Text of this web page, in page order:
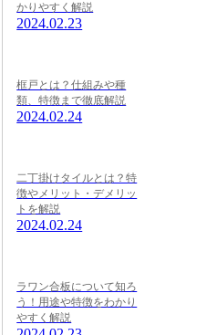
かりやすく解説
2024.02.23
框戸とは？仕組みや種
類、特徴まで徹底解説
2024.02.24
二丁掛けタイルとは？特
徴やメリット・デメリッ
トを解説
2024.02.24
ラワン合板について知ろ
う！用途や特徴をわかり
やすく解説